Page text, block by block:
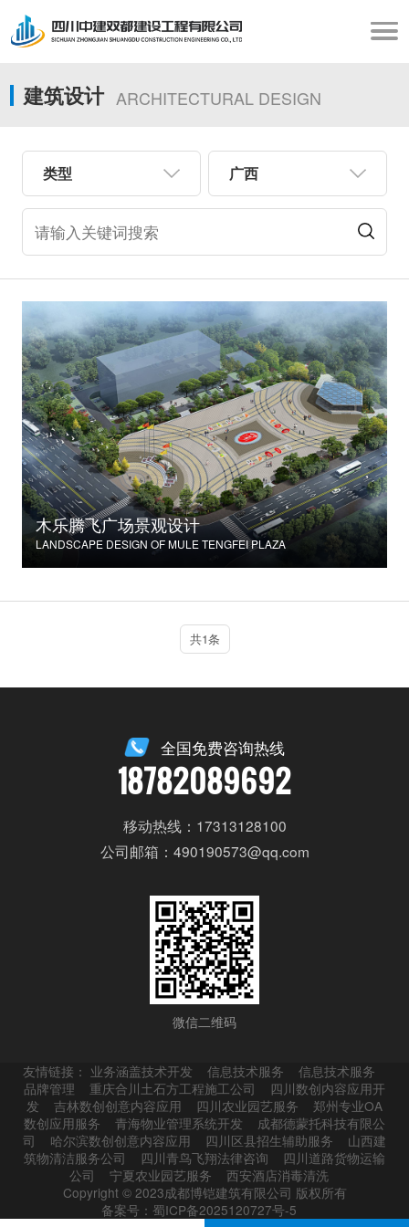
建筑设计 ARCHITECTURAL DESIGN
类型 广西
木乐腾飞广场景观设计
LANDSCAPE DESIGN OF MULE TENGFEI PLAZA
共1条
全国免费咨询热线
18782089692
移动热线：17313128100
公司邮箱：490190573@qq.com
微信二维码
友情链接： 业务涵盖技术开发 信息技术服务
信息技术服务
品牌管理
重庆合川土石方工程施工公司
四川数创内容应用开
发
吉林数创创意内容应用 四川农业园艺服务
郑州专业OA
数创应用服务
青海物业管理系统开发
成都德蒙托科技有限公
司
哈尔滨数创创意内容应用 四川区县招生辅助服务
山西建
筑物清洁服务公司
四川青鸟飞翔法律咨询
四川道路货物运输
公司
宁夏农业园艺服务
西安酒店消毒清洗
Copyright © 2023成都博铠建筑有限公司 版权所有
备案号：蜀ICP备2025120727号-5